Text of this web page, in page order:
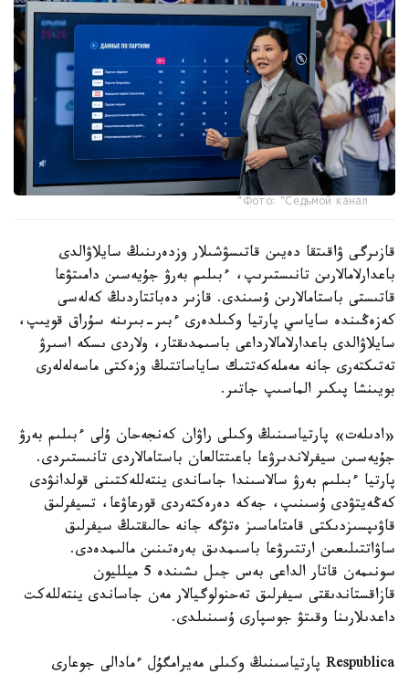
Фото: "Седьмой канал"
قازىرگى ۋاقىتقا دەيىن قاتىسۋشىلار وزدەرىنىڭ سايلاۋالدى
باعدارلامالارىن تانىستىرىپ، ءبىلىم بەرۋ جۇيەسىن دامىتۋعا
قاتىستى باستامالارىن ۇسىندى. قازىر دەباتتاردىڭ كەلەسى
كەزەڭىندە ساياسي پارتيا وكىلدەرى ءبىر-بىرىنە سۇراق قويىپ،
سايلاۋالدى باعدارلامالارداعى باسىمدىقتار، ولاردى ىسكە اسىرۋ
تەتىكتەرى جانە مەملەكەتتىك ساياساتتىڭ وزەكتى ماسەلەلەرى
بويىنشا پىكىر الماسىپ جاتىر.
«ادىلەت» پارتياسىنىڭ وكىلى راۋان كەنجەحان ۇلى ءبىلىم بەرۋ
جۇيەسىن سيفرلاندىرۋعا باعىتتالعان باستامالاردى تانىستىردى.
پارتيا ءبىلىم بەرۋ سالاسىندا جاساندى ينتەللەكتىنى قولدانۋدى
كەڭەيتۋدى ۇسىنىپ، جەكە دەرەكتەردى قورعاۋعا، تسيفرلىق
قاۋىپسىزدىكتى قامتاماسىز ەتۋگە جانە حالىقتىڭ سيفرلىق
ساۋاتتىلىعىن ارتتىرۋعا باسىمدىق بەرەتىنىن مالىمدەدى.
سونىمەن قاتار الداعى بەس جىل ىشىندە 5 ميلليون
قازاقستاندىقتى سيفرلىق تەحنولوگيالار مەن جاساندى ينتەللەكت
داعدىلارىنا وقىتۋ جوسپارى ۇسىنىلدى.
Respublica پارتياسىنىڭ وكىلى مەيرامگۇل ءمادالى جوعارى